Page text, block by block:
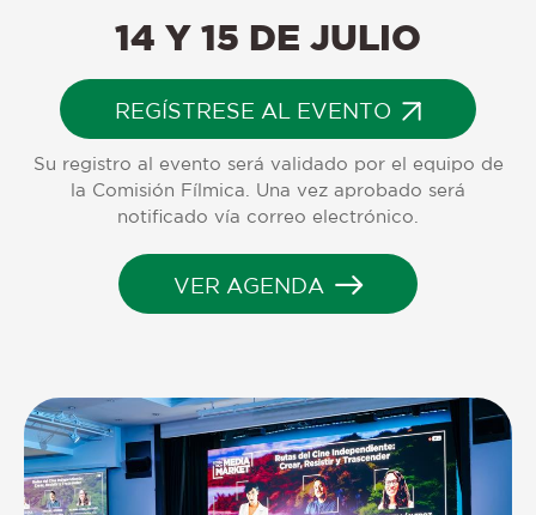
14 Y 15 DE JULIO
REGÍSTRESE AL EVENTO
Su registro al evento será validado por el equipo de
la Comisión Fílmica. Una vez aprobado será
notificado vía correo electrónico.
VER AGENDA